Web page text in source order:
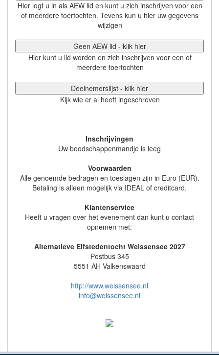
Hier logt u in als AEW lid en kunt u zich inschrijven voor een
of meerdere toertochten. Tevens kun u hier uw gegevens
wijzigen
Geen AEW lid - klik hier
Hier kunt u lid worden en zich inschrijven voor een of
meerdere toertochten
Deelnemerslijst - klik hier
Kijk wie er al heeft ingeschreven
Inschrijvingen
Uw boodschappenmandje is leeg
Voorwaarden
Alle genoemde bedragen en toeslagen zijn in Euro (EUR).
Betaling is alleen mogelijk via IDEAL of creditcard.
Klantenservice
Heeft u vragen over het evenement dan kunt u contact
opnemen met:
Alternatieve Elfstedentocht Weissensee 2027
Postbus 345
5551 AH Valkenswaard
http://www.weissensee.nl
info@weissensee.nl